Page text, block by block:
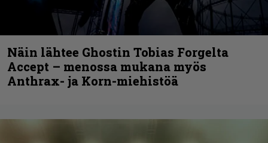
Näin lähtee Ghostin Tobias Forgelta
Accept – menossa mukana myös
Anthrax- ja Korn-miehistöä